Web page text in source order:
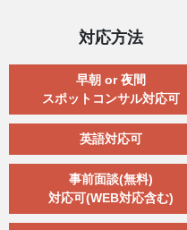
対応方法
早朝 or 夜間
スポットコンサル対応可
英語対応可
事前面談(無料)
対応可(WEB対応含む)